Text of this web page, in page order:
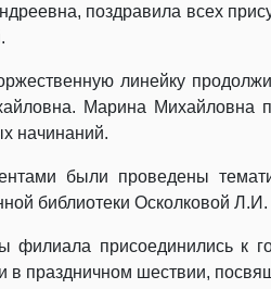
поздравила всех
линейку
Марина Михайловна
начинаний.
были проведены
библиотеки Осколковой Л.И.
филиала присоединились к
в праздничном шествии,